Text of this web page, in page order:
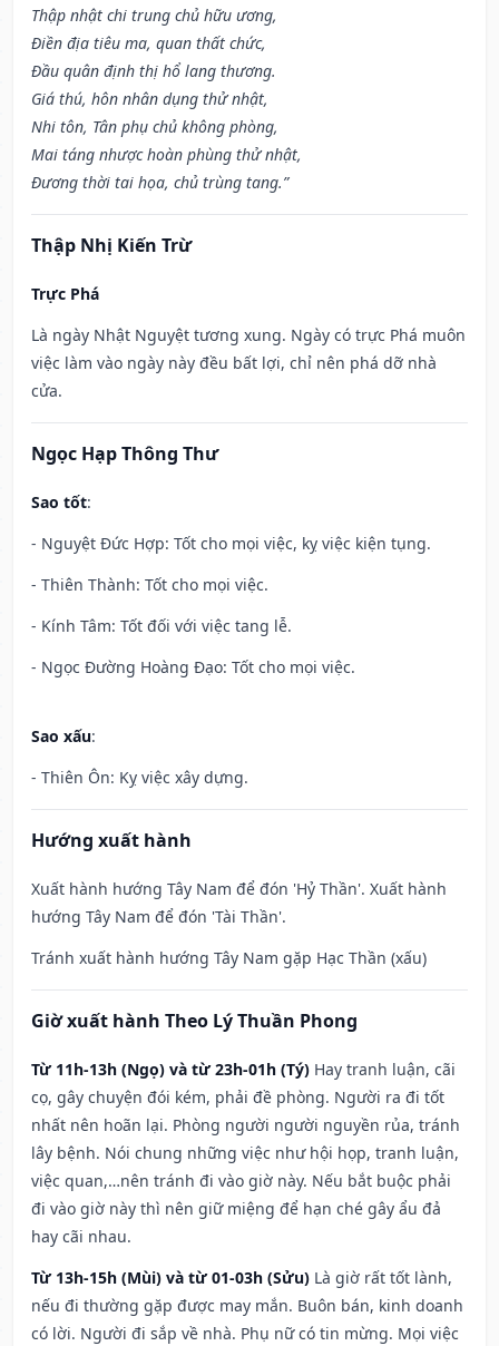
Thập nhật chi trung chủ hữu ương,
Điền địa tiêu ma, quan thất chức,
Đầu quân định thị hổ lang thương.
Giá thú, hôn nhân dụng thử nhật,
Nhi tôn, Tân phụ chủ không phòng,
Mai táng nhược hoàn phùng thử nhật,
Đương thời tai họa, chủ trùng tang.”
Thập Nhị Kiến Trừ
Trực Phá
Là ngày Nhật Nguyệt tương xung. Ngày có trực Phá muôn
việc làm vào ngày này đều bất lợi, chỉ nên phá dỡ nhà
cửa.
Ngọc Hạp Thông Thư
Sao tốt:
- Nguyệt Đức Hợp: Tốt cho mọi việc, kỵ việc kiện tụng.
- Thiên Thành: Tốt cho mọi việc.
- Kính Tâm: Tốt đối với việc tang lễ.
- Ngọc Đường Hoàng Đạo: Tốt cho mọi việc.
Sao xấu:
- Thiên Ôn: Kỵ việc xây dựng.
Hướng xuất hành
Xuất hành hướng Tây Nam để đón 'Hỷ Thần'. Xuất hành
hướng Tây Nam để đón 'Tài Thần'.
Tránh xuất hành hướng Tây Nam gặp Hạc Thần (xấu)
Giờ xuất hành Theo Lý Thuần Phong
Từ 11h-13h (Ngọ) và từ 23h-01h (Tý) Hay tranh luận, cãi
cọ, gây chuyện đói kém, phải đề phòng. Người ra đi tốt
nhất nên hoãn lại. Phòng người người nguyền rủa, tránh
lây bệnh. Nói chung những việc như hội họp, tranh luận,
việc quan,…nên tránh đi vào giờ này. Nếu bắt buộc phải
đi vào giờ này thì nên giữ miệng để hạn ché gây ẩu đả
hay cãi nhau.
Từ 13h-15h (Mùi) và từ 01-03h (Sửu) Là giờ rất tốt lành,
nếu đi thường gặp được may mắn. Buôn bán, kinh doanh
có lời. Người đi sắp về nhà. Phụ nữ có tin mừng. Mọi việc